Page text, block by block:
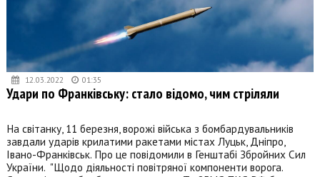
12.03.2022 01:35
Удари по Франківську: стало відомо, чим стріляли
На світанку, 11 березня, ворожі війська з бомбардувальників
завдали ударів крилатими ракетами містах Луцьк, Дніпро,
Івано-Франківськ. Про це повідомили в Генштабі Збройних Сил
України. "Щодо діяльності повітряної компоненти ворога.